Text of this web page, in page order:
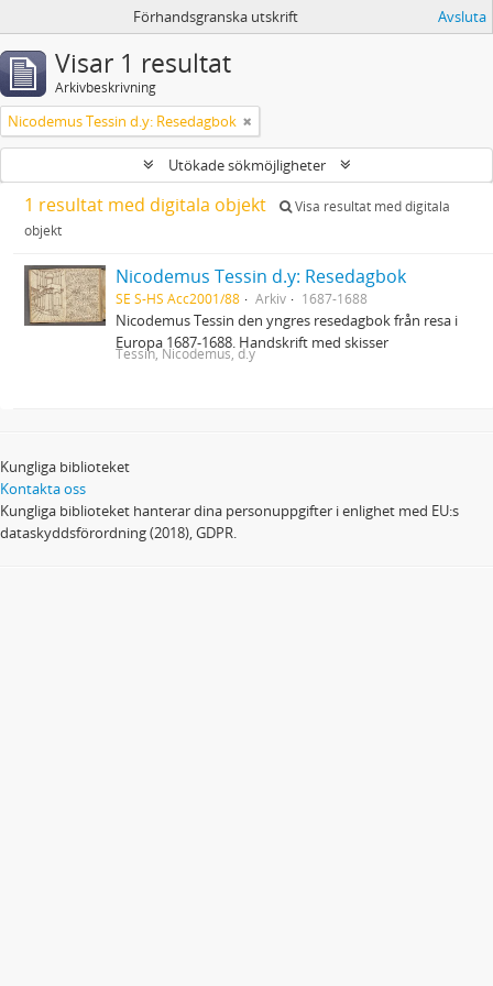
Förhandsgranska utskrift Avsluta
Visar 1 resultat
Arkivbeskrivning
Nicodemus Tessin d.y: Resedagbok
Utökade sökmöjligheter
1 resultat med digitala objekt
Visa resultat med digitala
objekt
Nicodemus Tessin d.y: Resedagbok
SE S-HS Acc2001/88 Arkiv 1687-1688
Nicodemus Tessin den yngres resedagbok från resa i
Europa 1687-1688. Handskrift med skisser
Tessin, Nicodemus, d.y
Kungliga biblioteket
Kontakta oss
Kungliga biblioteket hanterar dina personuppgifter i enlighet med EU:s
dataskyddsförordning (2018), GDPR.